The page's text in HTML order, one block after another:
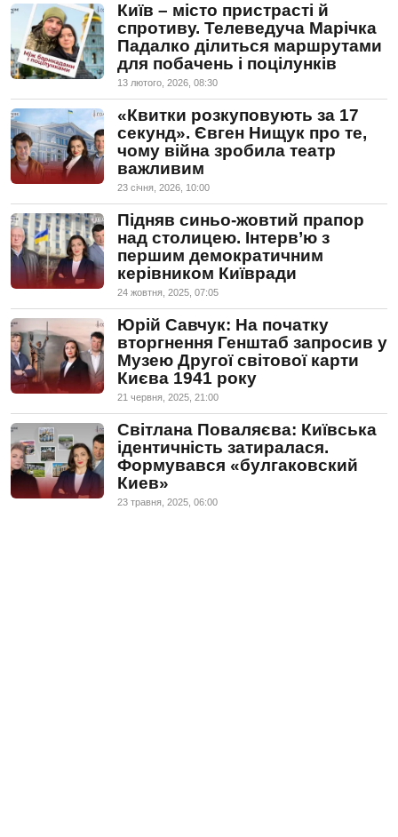
Київ – місто пристрасті й
спротиву. Телеведуча Марічка
Падалко ділиться маршрутами
для побачень і поцілунків
13 лютого, 2026, 08:30
«Квитки розкуповують за 17
секунд». Євген Нищук про те,
чому війна зробила театр
важливим
23 сiчня, 2026, 10:00
Підняв синьо-жовтий прапор
над столицею. Інтерв’ю з
першим демократичним
керівником Київради
24 жовтня, 2025, 07:05
Юрій Савчук: На початку
вторгнення Генштаб запросив у
Музею Другої світової карти
Києва 1941 року
21 червня, 2025, 21:00
Світлана Поваляєва: Київська
ідентичність затиралася.
Формувався «булгаковский
Киев»
23 травня, 2025, 06:00